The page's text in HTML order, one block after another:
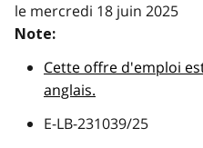
le mercredi 18 juin 2025
Note:
Cette offre d'emploi
anglais.
E-LB-231039/25